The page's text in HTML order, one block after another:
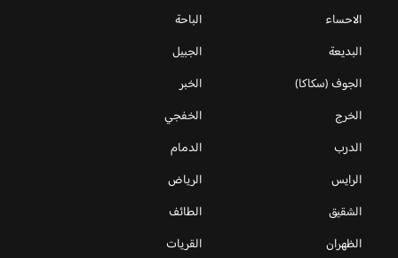
الاحساء
الباحة
البديعة
الجبيل
الجوف (سكاكا)
الخبر
الخرج
الخفجي
الدرب
الدمام
الرايس
الرياض
الشقيق
الطائف
الظهران
القريات